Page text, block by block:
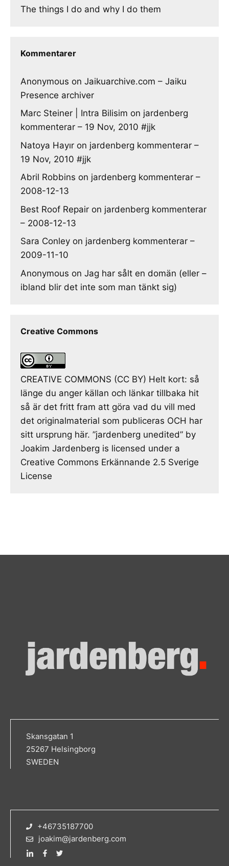
The things I do and why I do them
Kommentarer
Anonymous on Jaikuarchive.com – Jaiku
Presence archiver
Marc Steiner | Intra Bilisim on jardenberg
kommenterar – 19 Nov, 2010 #jjk
Natoya Hayır on jardenberg kommenterar –
19 Nov, 2010 #jjk
Abril Robbins on jardenberg kommenterar –
2008-12-13
Best Roof Repair on jardenberg kommenterar
– 2008-12-13
Sara Conley on jardenberg kommenterar –
2009-11-10
Anonymous on Jag har sålt en domän (eller –
ibland blir det inte som man tänkt sig)
Creative Commons
CREATIVE COMMONS (CC BY) Helt kort: så
länge du anger källan och länkar tillbaka hit
så är det fritt fram att göra vad du vill med
det originalmaterial som publiceras OCH har
sitt ursprung här. ”jardenberg unedited” by
Joakim Jardenberg is licensed under a
Creative Commons Erkännande 2.5 Sverige
License
Skansgatan 1
25267 Helsingborg
SWEDEN
+46735187700
joakim@jardenberg.com